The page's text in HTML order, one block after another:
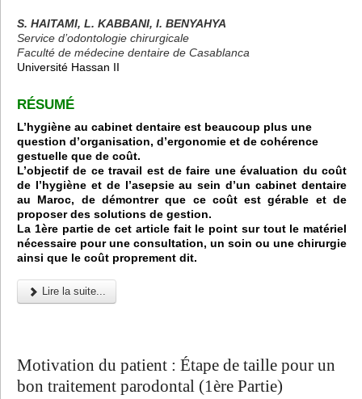
S. HAITAMI, L. KABBANI, I. BENYAHYA
Service d’odontologie chirurgicale
Faculté de médecine dentaire de Casablanca
Université Hassan II
RÉSUMÉ
L’hygiène au cabinet dentaire est beaucoup plus une
question d’organisation, d’ergonomie et de cohérence
gestuelle que de coût.
L’objectif de ce travail est de faire une évaluation du coût
de l’hygiène et de l’asepsie au sein d’un cabinet dentaire
au Maroc, de démontrer que ce coût est gérable et de
proposer des solutions de gestion.
La 1ère partie de cet article fait le point sur tout le matériel
nécessaire pour une consultation, un soin ou une chirurgie
ainsi que le coût proprement dit.
Lire la suite...
Motivation du patient : Étape de taille pour un
bon traitement parodontal (1ère Partie)